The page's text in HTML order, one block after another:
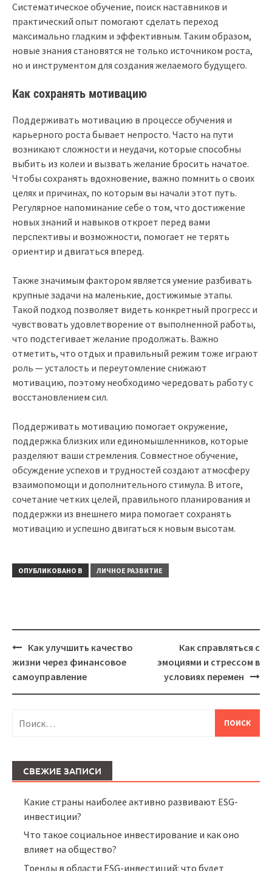
Систематическое обучение, поиск наставников и
практический опыт помогают сделать переход
максимально гладким и эффективным. Таким образом,
новые знания становятся не только источником роста,
но и инструментом для создания желаемого будущего.
Как сохранять мотивацию
Поддерживать мотивацию в процессе обучения и
карьерного роста бывает непросто. Часто на пути
возникают сложности и неудачи, которые способны
выбить из колеи и вызвать желание бросить начатое.
Чтобы сохранять вдохновение, важно помнить о своих
целях и причинах, по которым вы начали этот путь.
Регулярное напоминание себе о том, что достижение
новых знаний и навыков откроет перед вами
перспективы и возможности, помогает не терять
ориентир и двигаться вперед.
Также значимым фактором является умение разбивать
крупные задачи на маленькие, достижимые этапы.
Такой подход позволяет видеть конкретный прогресс и
чувствовать удовлетворение от выполненной работы,
что подстегивает желание продолжать. Важно
отметить, что отдых и правильный режим тоже играют
роль — усталость и переутомление снижают
мотивацию, поэтому необходимо чередовать работу с
восстановлением сил.
Поддерживать мотивацию помогает окружение,
поддержка близких или единомышленников, которые
разделяют ваши стремления. Совместное обучение,
обсуждение успехов и трудностей создают атмосферу
взаимопомощи и дополнительного стимула. В итоге,
сочетание четких целей, правильного планирования и
поддержки из внешнего мира помогает сохранять
мотивацию и успешно двигаться к новым высотам.
ОПУБЛИКОВАНО В ЛИЧНОЕ РАЗВИТИЕ
Навигация
Как улучшить качество
жизни через финансовое
самоуправление
Как справляться с
эмоциями и стрессом в
условиях перемен
СВЕЖИЕ ЗАПИСИ
Какие страны наиболее активно развивают ESG-
инвестиции?
Что такое социальное инвестирование и как оно
влияет на общество?
Тренды в области ESG-инвестиций: что будет